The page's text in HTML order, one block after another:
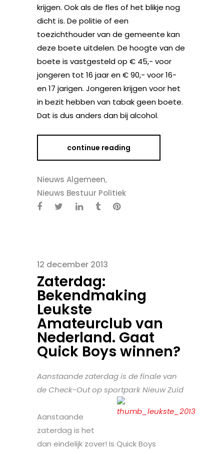
krijgen. Ook als de fles of het blikje nog
dicht is. De politie of een
toezichthouder van de gemeente kan
deze boete uitdelen. De hoogte van de
boete is vastgesteld op € 45,- voor
jongeren tot 16 jaar en € 90,- voor 16-
en 17 jarigen. Jongeren krijgen voor het
in bezit hebben van tabak geen boete.
Dat is dus anders dan bij alcohol.
continue reading
Nieuws Algemeen,
Nieuws Bestuur Politiek
12 december 2013
Zaterdag:
Bekendmaking
Leukste
Amateurclub van
Nederland. Gaat
Quick Boys winnen?
Aanstaande zaterdag is de finale van
de Check-Out op sportpark Nieuw Zuid
Aanstaande
zaterdag is het
dan eindelijk zover! Is Quick Boys